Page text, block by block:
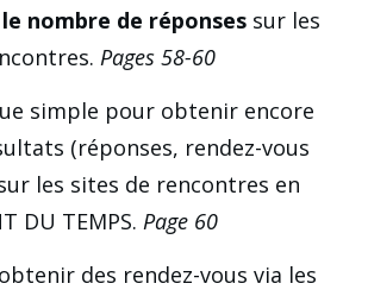
le nombre de réponses sur les
Pages 58-60
simple pour obtenir encore
(réponses, rendez-vous
les sites de rencontres en
DU TEMPS. Page 60
des rendez-vous via les